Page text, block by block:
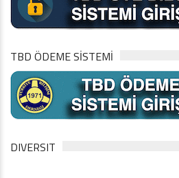
TBD ÖDEME SİSTEMİ
DIVERSIT